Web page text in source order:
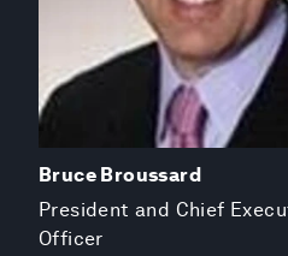
Bruce Broussard
President and Chief
Officer